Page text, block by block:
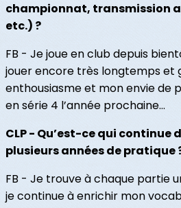
championnat, transmission
etc.) ?
FB - Je joue en club depuis
jouer encore très longtemps et
enthousiasme et mon envie de
en série 4 l’année prochaine...
CLP - Qu’est-ce qui continue
plusieurs années de pratique
FB - Je trouve à chaque partie
je continue à enrichir mon